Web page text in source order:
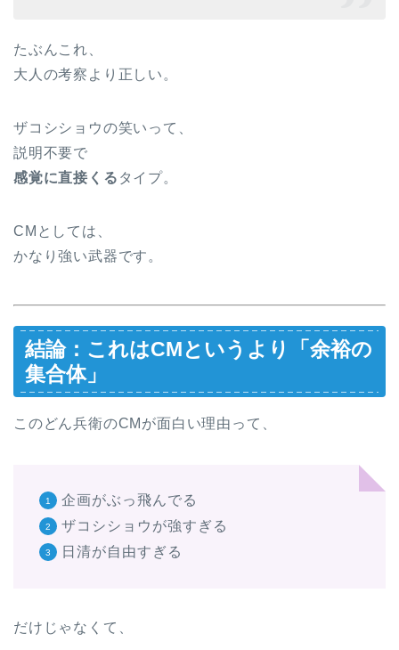
たぶんこれ、
大人の考察より正しい。
ザコシショウの笑いって、
説明不要で
感覚に直接くる タイプ。
CMとしては、
かなり強い武器です。
結論：これはCMというより「余裕の
集合体」
このどん兵衛のCMが面白い理由って、
企画がぶっ飛んでる
ザコシショウが強すぎる
日清が自由すぎる
だけじゃなくて、